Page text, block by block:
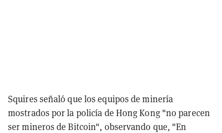
Squires señaló que los equipos de minería
mostrados por la policía de Hong Kong "no parecen
ser mineros de Bitcoin", observando que, "En